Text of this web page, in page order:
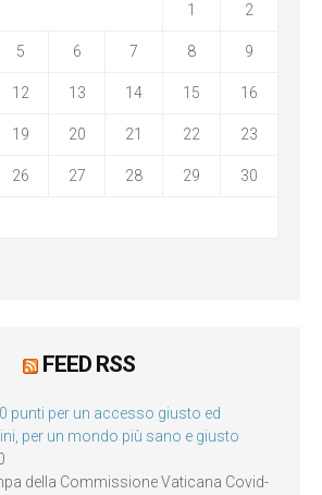
1 2
5 6 7 8 9
12 13 14 15 16
19 20 21 22 23
26 27 28 29 30
FEED RSS
punti per un accesso giusto ed
per un mondo più sano e giusto
della Commissione Vaticana Covid-